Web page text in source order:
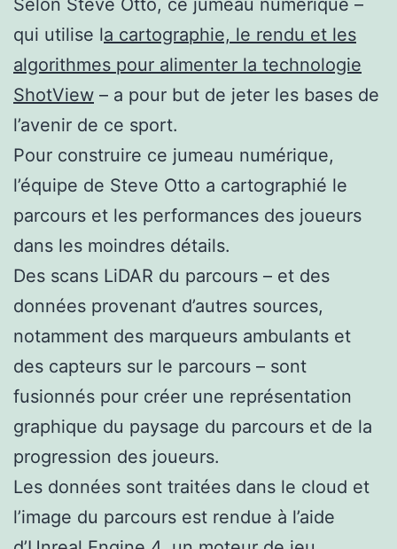
Selon Steve Otto, ce jumeau numérique –
qui utilise la cartographie, le rendu et les
algorithmes pour alimenter la technologie
ShotView – a pour but de jeter les bases de
l’avenir de ce sport.
Pour construire ce jumeau numérique,
l’équipe de Steve Otto a cartographié le
parcours et les performances des joueurs
dans les moindres détails.
Des scans LiDAR du parcours – et des
données provenant d’autres sources,
notamment des marqueurs ambulants et
des capteurs sur le parcours – sont
fusionnés pour créer une représentation
graphique du paysage du parcours et de la
progression des joueurs.
Les données sont traitées dans le cloud et
l’image du parcours est rendue à l’aide